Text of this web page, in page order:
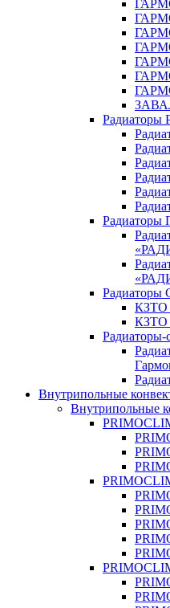
КЗТО
КЗТО
Радиаторы-
Внутрипольные
Внутрипольные